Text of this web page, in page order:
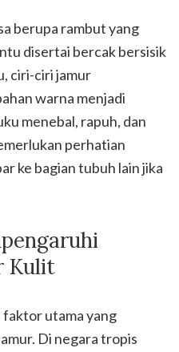
berupa rambut yang
disertai bercak bersisik
ciri-ciri jamur
warna menjadi
menebal, rapuh, dan
perhatian
ke bagian tubuh lain jika
Kulit
faktor utama yang
Di negara tropis